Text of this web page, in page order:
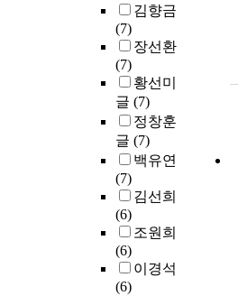
김향금
(7)
장선환
(7)
황선미
글 (7)
정창훈
글 (7)
백유연
(7)
김선희
(6)
조원희
(6)
이경석
(6)